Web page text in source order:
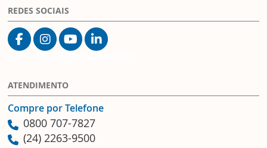
REDES SOCIAIS
FacebookInstagram
YoutubeLinkedin
ATENDIMENTO
Compre por Telefone
0800 707-7827
(24) 2263-9500